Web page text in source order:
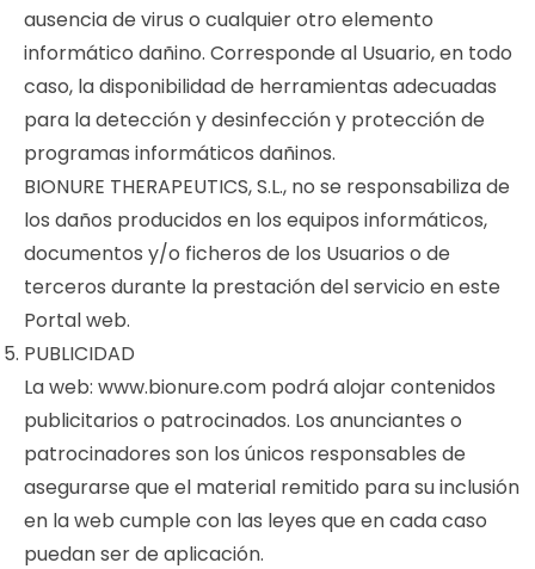
ausencia de virus o cualquier otro elemento
informático dañino. Corresponde al Usuario, en todo
caso, la disponibilidad de herramientas adecuadas
para la detección y desinfección y protección de
programas informáticos dañinos.
BIONURE THERAPEUTICS, S.L., no se responsabiliza de
los daños producidos en los equipos informáticos,
documentos y/o ficheros de los Usuarios o de
terceros durante la prestación del servicio en este
Portal web.
PUBLICIDAD
La web: www.bionure.com podrá alojar contenidos
publicitarios o patrocinados. Los anunciantes o
patrocinadores son los únicos responsables de
asegurarse que el material remitido para su inclusión
en la web cumple con las leyes que en cada caso
puedan ser de aplicación.